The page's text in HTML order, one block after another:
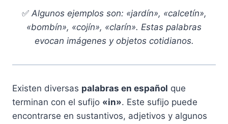
✅ Algunos ejemplos son: «jardín», «calcetín»,
«bombín», «cojín», «clarín». Estas palabras
evocan imágenes y objetos cotidianos.
Existen diversas palabras en español que
terminan con el sufijo «in». Este sufijo puede
encontrarse en sustantivos, adjetivos y algunos